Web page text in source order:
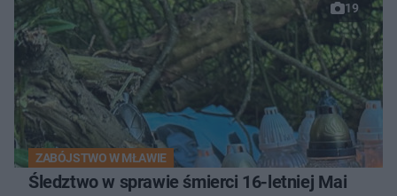
19
ZABÓJSTWO W MŁAWIE
Śledztwo w sprawie śmierci 16-letniej Mai